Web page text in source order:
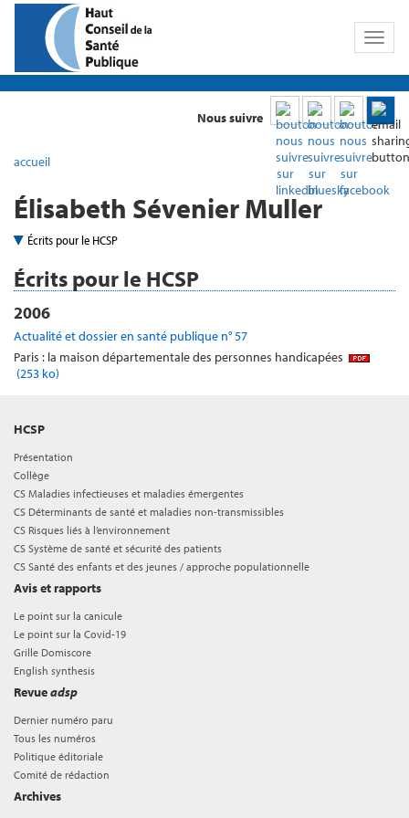
Toggle
Nous suivre
accueil
Élisabeth Sévenier Muller
Écrits pour le HCSP
Écrits pour le HCSP
2006
Actualité et dossier en santé publique n° 57
Paris : la maison départementale des personnes handicapées
(253 ko)
HCSP
Présentation
Collège
CS Maladies infectieuses et maladies émergentes
CS Déterminants de santé et maladies non-transmissibles
CS Risques liés à l’environnement
CS Système de santé et sécurité des patients
CS Santé des enfants et des jeunes / approche populationnelle
Avis et rapports
Le point sur la canicule
Le point sur la Covid-19
Grille Domiscore
English synthesis
Revueadsp
Dernier numéro paru
Tous les numéros
Politique éditoriale
Comité de rédaction
Archives